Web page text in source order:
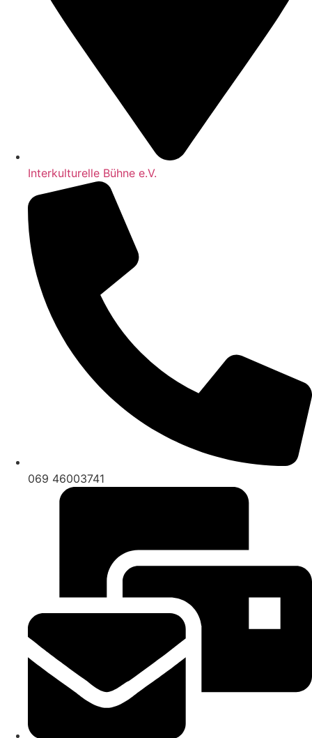
Interkulturelle Bühne e.V.
069 46003741